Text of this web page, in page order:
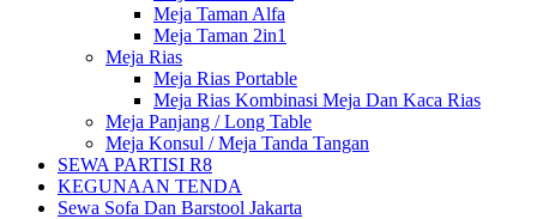
Meja Taman Alfa
Meja Taman 2in1
Meja Rias
Meja Rias Portable
Meja Rias Kombinasi Meja Dan Kaca Rias
Meja Panjang / Long Table
Meja Konsul / Meja Tanda Tangan
SEWA PARTISI R8
KEGUNAAN TENDA
Sewa Sofa Dan Barstool Jakarta